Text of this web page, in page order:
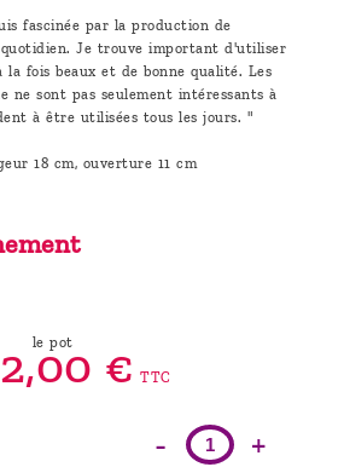
fascinée par la production de
quotidien. Je trouve important d'utiliser
la fois beaux et de bonne qualité. Les
ne sont pas seulement intéressants à
à être utilisées tous les jours. "
18 cm, ouverture 11 cm
le pot
00 € TTC
- +